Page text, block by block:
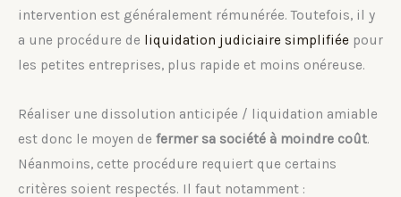
intervention est généralement rémunérée. Toutefois, il y
a une procédure de liquidation judiciaire simplifiée pour
les petites entreprises, plus rapide et moins onéreuse.
Réaliser une dissolution anticipée / liquidation amiable
est donc le moyen de fermer sa société à moindre coût.
Néanmoins, cette procédure requiert que certains
critères soient respectés. Il faut notamment :